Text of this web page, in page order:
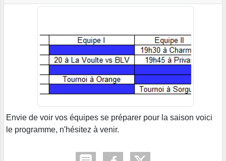
Envie de voir vos équipes se préparer pour la saison voici
le programme, n'hésitez à venir.